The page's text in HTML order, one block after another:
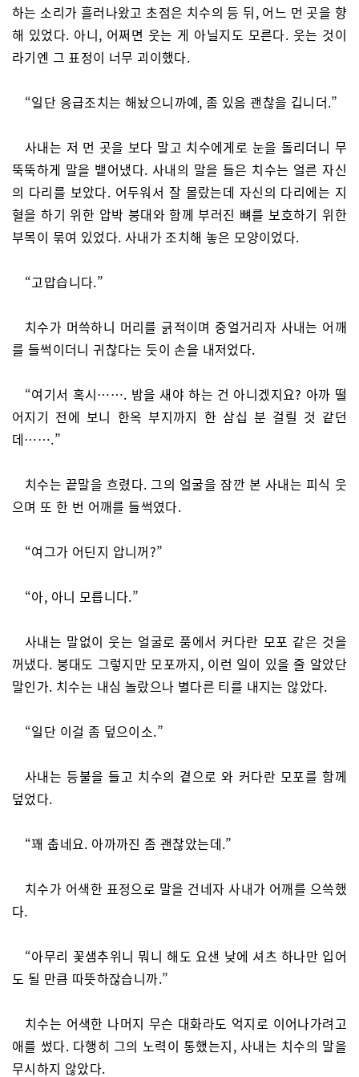
하는 소리가 흘러나왔고 초점은 치수의 등 뒤, 어느 먼 곳을 향
해 있었다. 아니, 어쩌면 웃는 게 아닐지도 모른다. 웃는 것이
라기엔 그 표정이 너무 괴이했다.
“일단 응급조치는 해놨으니까예, 좀 있음 괜찮을 깁니더.”
사내는 저 먼 곳을 보다 말고 치수에게로 눈을 돌리더니 무
뚝뚝하게 말을 뱉어냈다. 사내의 말을 들은 치수는 얼른 자신
의 다리를 보았다. 어두워서 잘 몰랐는데 자신의 다리에는 지
혈을 하기 위한 압박 붕대와 함께 부러진 뼈를 보호하기 위한
부목이 묶여 있었다. 사내가 조치해 놓은 모양이었다.
“고맙습니다.”
치수가 머쓱하니 머리를 긁적이며 중얼거리자 사내는 어깨
를 들썩이더니 귀찮다는 듯이 손을 내저었다.
“여기서 혹시……. 밤을 새야 하는 건 아니겠지요? 아까 떨
어지기 전에 보니 한옥 부지까지 한 삼십 분 걸릴 것 같던
데…….”
치수는 끝말을 흐렸다. 그의 얼굴을 잠깐 본 사내는 피식 웃
으며 또 한 번 어깨를 들썩였다.
“여그가 어딘지 압니꺼?”
“아, 아니 모릅니다.”
사내는 말없이 웃는 얼굴로 품에서 커다란 모포 같은 것을
꺼냈다. 붕대도 그렇지만 모포까지, 이런 일이 있을 줄 알았단
말인가. 치수는 내심 놀랐으나 별다른 티를 내지는 않았다.
“일단 이걸 좀 덮으이소.”
사내는 등불을 들고 치수의 곁으로 와 커다란 모포를 함께
덮었다.
“꽤 춥네요. 아까까진 좀 괜찮았는데.”
치수가 어색한 표정으로 말을 건네자 사내가 어깨를 으쓱했
다.
“아무리 꽃샘추위니 뭐니 해도 요샌 낮에 셔츠 하나만 입어
도 될 만큼 따뜻하잖습니까.”
치수는 어색한 나머지 무슨 대화라도 억지로 이어나가려고
애를 썼다. 다행히 그의 노력이 통했는지, 사내는 치수의 말을
무시하지 않았다.